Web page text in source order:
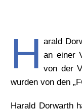
H arald
an einer
von der
wurden von den
Harald Dorwarth